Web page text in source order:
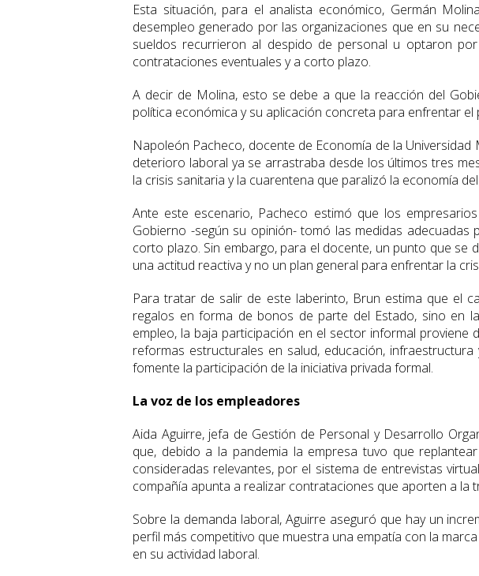
Esta situación, para el analista económico, Germán
desempleo generado por las organizaciones que en su
sueldos recurrieron al despido de personal u optaron
contrataciones eventuales y a corto plazo.
A decir de Molina, esto se debe a que la reacción del
política económica y su aplicación concreta para enfrentar
Napoleón Pacheco, docente de Economía de la Universidad
deterioro laboral ya se arrastraba desde los últimos tres
la crisis sanitaria y la cuarentena que paralizó la economía
Ante este escenario, Pacheco estimó que los
Gobierno -según su opinión- tomó las medidas
corto plazo. Sin embargo, para el docente, un punto que se
una actitud reactiva y no un plan general para enfrentar la
Para tratar de salir de este laberinto, Brun estima que el
regalos en forma de bonos de parte del Estado, sino en
empleo, la baja participación en el sector informal proviene
reformas estructurales en salud, educación,
fomente la participación de la iniciativa privada formal.
La voz de los empleadores
Aida Aguirre, jefa de Gestión de Personal y Desarrollo
que, debido a la pandemia la empresa tuvo que
consideradas relevantes, por el sistema de entrevistas
compañía apunta a realizar contrataciones que aporten a la
Sobre la demanda laboral, Aguirre aseguró que hay un
perfil más competitivo que muestra una empatía con la
en su actividad laboral.